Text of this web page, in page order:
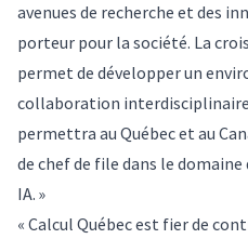
avenues de recherche et des
porteur pour la société. La
permet de développer un
collaboration
permettra au Québec et au
de chef de file dans le
IA. »
« Calcul Québec est fier de